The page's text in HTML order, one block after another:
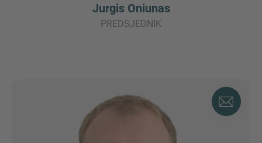
Jurgis Oniunas
PREDSJEDNIK